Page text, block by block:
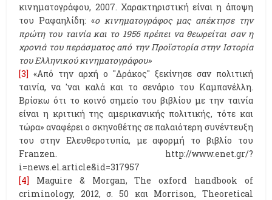
κινηματογράφου, 2007. Χαρακτηριστική είναι η άποψη
του Ραφαηλίδη: «ο κινηματογράφος μας απέκτησε την
πρώτη του ταινία και το 1956 πρέπει να θεωρείται σαν η
χρονιά του περάσματος από την Προϊστορία στην Ιστορία
του Ελληνικού κινηματογράφου»
[3] «Από την αρχή ο "Δράκος" ξεκίνησε σαν πολιτική
ταινία, να 'ναι καλά και το σενάριο του Καμπανέλλη.
Βρίσκω ότι το κοινό σημείο του βιβλίου με την ταινία
είναι η κριτική της αμερικανικής πολιτικής, τότε και
τώρα» αναφέρει ο σκηνοθέτης σε παλαιότερη συνέντευξη
του στην Ελευθεροτυπία, με αφορμή το βιβλίο του
Franzen. http://www.enet.gr/?
i=news.el.article&id=317957
[4] Maguire & Morgan, The oxford handbook of
criminology, 2012, σ. 50 και Morrison, Theoretical